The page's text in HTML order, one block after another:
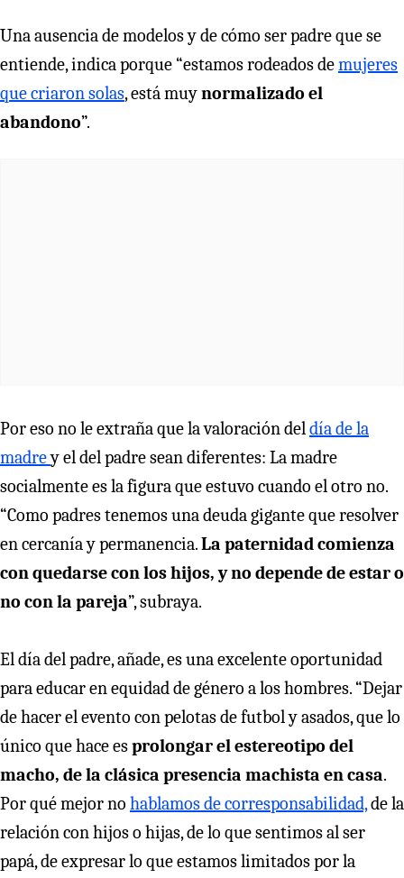
Una ausencia de modelos y de cómo ser padre que se
entiende, indica porque “estamos rodeados demujeres
que criaron solas, está muynormalizado el
abandono”.
Por eso no le extraña que la valoración deldía de la
madrey el del padre sean diferentes: La madre
socialmente es la figura que estuvo cuando el otro no.
“Como padres tenemos una deuda gigante que resolver
en cercanía y permanencia.La paternidad comienza
con quedarse con los hijos, y no depende de estar o
no con la pareja”, subraya.
El día del padre, añade, es una excelente oportunidad
para educar en equidad de género a los hombres. “Dejar
de hacer el evento con pelotas de futbol y asados, que lo
único que hace esprolongar el estereotipo del
macho, de la clásica presencia machista en casa.
Por qué mejor no hablamos de corresponsabilidad,de la
relación con hijos o hijas, de lo que sentimos al ser
papá, de expresar lo que estamos limitados por la